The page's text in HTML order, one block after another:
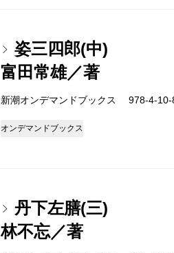
姿三四郎(中)
富田常雄／著
新潮オンデマンドブックス 978-4-
オンデマンドブックス
丹下左膳(三)
林不忘／著